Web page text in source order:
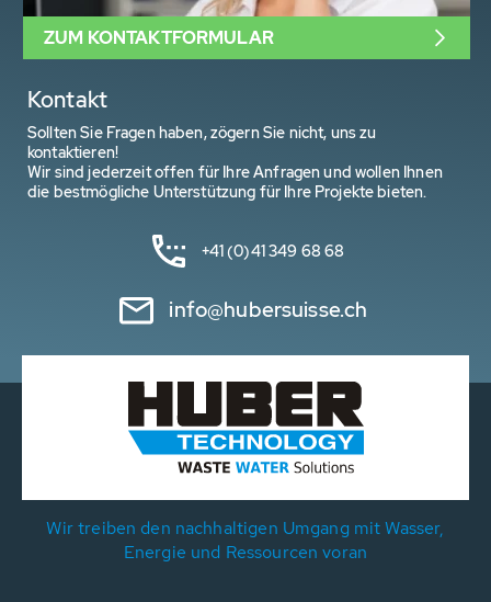
Kontakt
Sollten Sie Fragen haben, zögern Sie nicht, uns zu
kontaktieren!
Wir sind jederzeit offen für Ihre Anfragen und wollen Ihnen
die bestmögliche Unterstützung für Ihre Projekte bieten.
+41 (0)41 349 68 68
info@hubersuisse.ch
ZUM KONTAKTFORMULAR
Wir treiben den nachhaltigen Umgang mit Wasser,
Energie und Ressourcen voran